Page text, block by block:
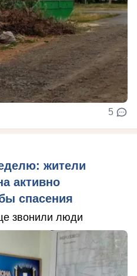
5
жители
активно
спасения
звонили люди